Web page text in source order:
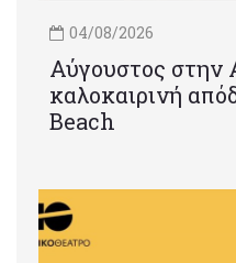
04/08/2026
Αύγουστος στην
καλοκαιρινή
Beach